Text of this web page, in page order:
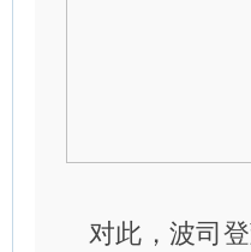
对此，波司登